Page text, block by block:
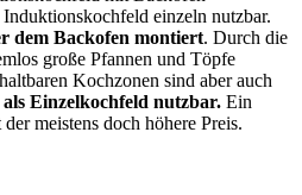
einzeln nutzbar.
dem Backofen montiert. Durch die
große Pfannen und Töpfe
Kochzonen sind aber auch
als Einzelkochfeld nutzbar. Ein
meistens doch höhere Preis.